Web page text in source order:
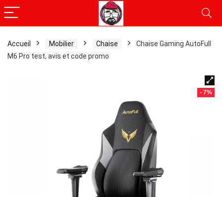
Accueil Mobilier Chaise
Chaise Gaming AutoFull
M6 Pro test, avis et code promo
- 7%